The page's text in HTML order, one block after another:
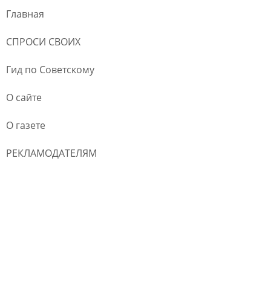
Главная
СПРОСИ СВОИХ
Гид по Советскому
О сайте
О газете
РЕКЛАМОДАТЕЛЯМ